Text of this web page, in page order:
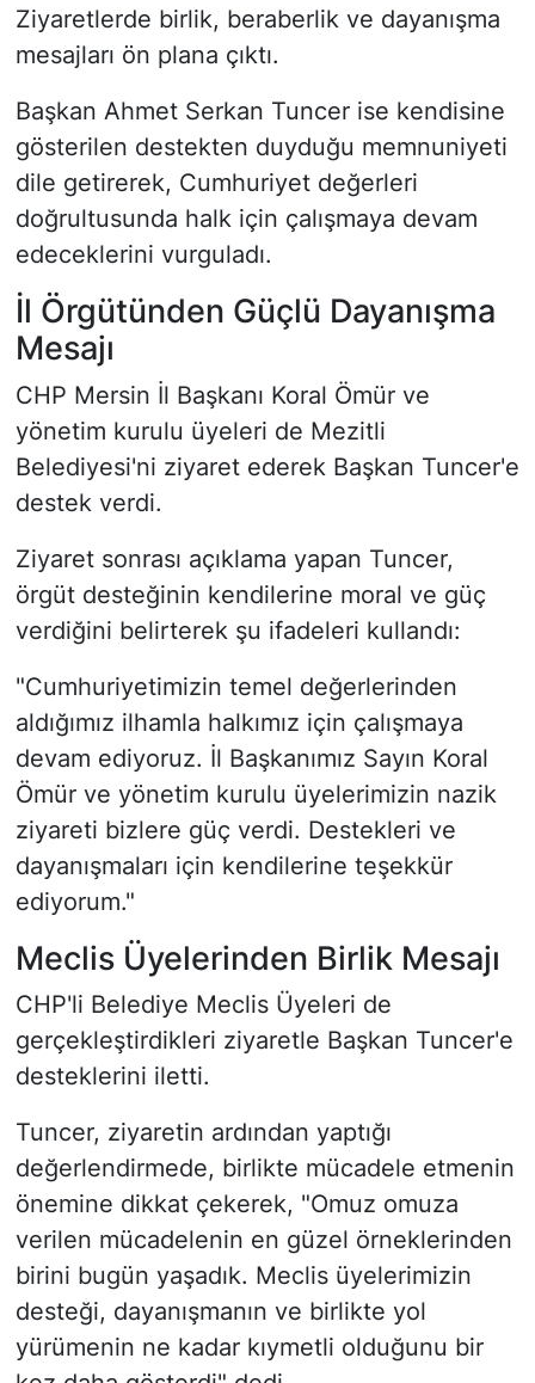
Ziyaretlerde birlik, beraberlik ve dayanışma
mesajları ön plana çıktı.
Başkan Ahmet Serkan Tuncer ise kendisine
gösterilen destekten duyduğu memnuniyeti
dile getirerek, Cumhuriyet değerleri
doğrultusunda halk için çalışmaya devam
edeceklerini vurguladı.
İl Örgütünden Güçlü Dayanışma
Mesajı
CHP Mersin İl Başkanı Koral Ömür ve
yönetim kurulu üyeleri de Mezitli
Belediyesi'ni ziyaret ederek Başkan Tuncer'e
destek verdi.
Ziyaret sonrası açıklama yapan Tuncer,
örgüt desteğinin kendilerine moral ve güç
verdiğini belirterek şu ifadeleri kullandı:
"Cumhuriyetimizin temel değerlerinden
aldığımız ilhamla halkımız için çalışmaya
devam ediyoruz. İl Başkanımız Sayın Koral
Ömür ve yönetim kurulu üyelerimizin nazik
ziyareti bizlere güç verdi. Destekleri ve
dayanışmaları için kendilerine teşekkür
ediyorum."
Meclis Üyelerinden Birlik Mesajı
CHP'li Belediye Meclis Üyeleri de
gerçekleştirdikleri ziyaretle Başkan Tuncer'e
desteklerini iletti.
Tuncer, ziyaretin ardından yaptığı
değerlendirmede, birlikte mücadele etmenin
önemine dikkat çekerek, "Omuz omuza
verilen mücadelenin en güzel örneklerinden
birini bugün yaşadık. Meclis üyelerimizin
desteği, dayanışmanın ve birlikte yol
yürümenin ne kadar kıymetli olduğunu bir